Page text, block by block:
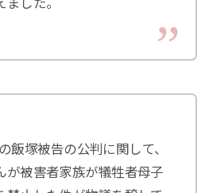
した。
飯塚被告の公判に関して、
が被害者家族が犠牲者母子